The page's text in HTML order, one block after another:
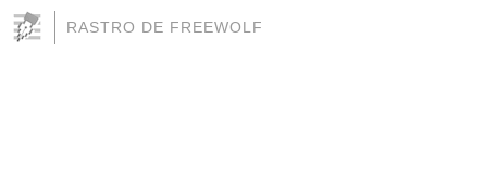
RASTRO DE FREEWOLF